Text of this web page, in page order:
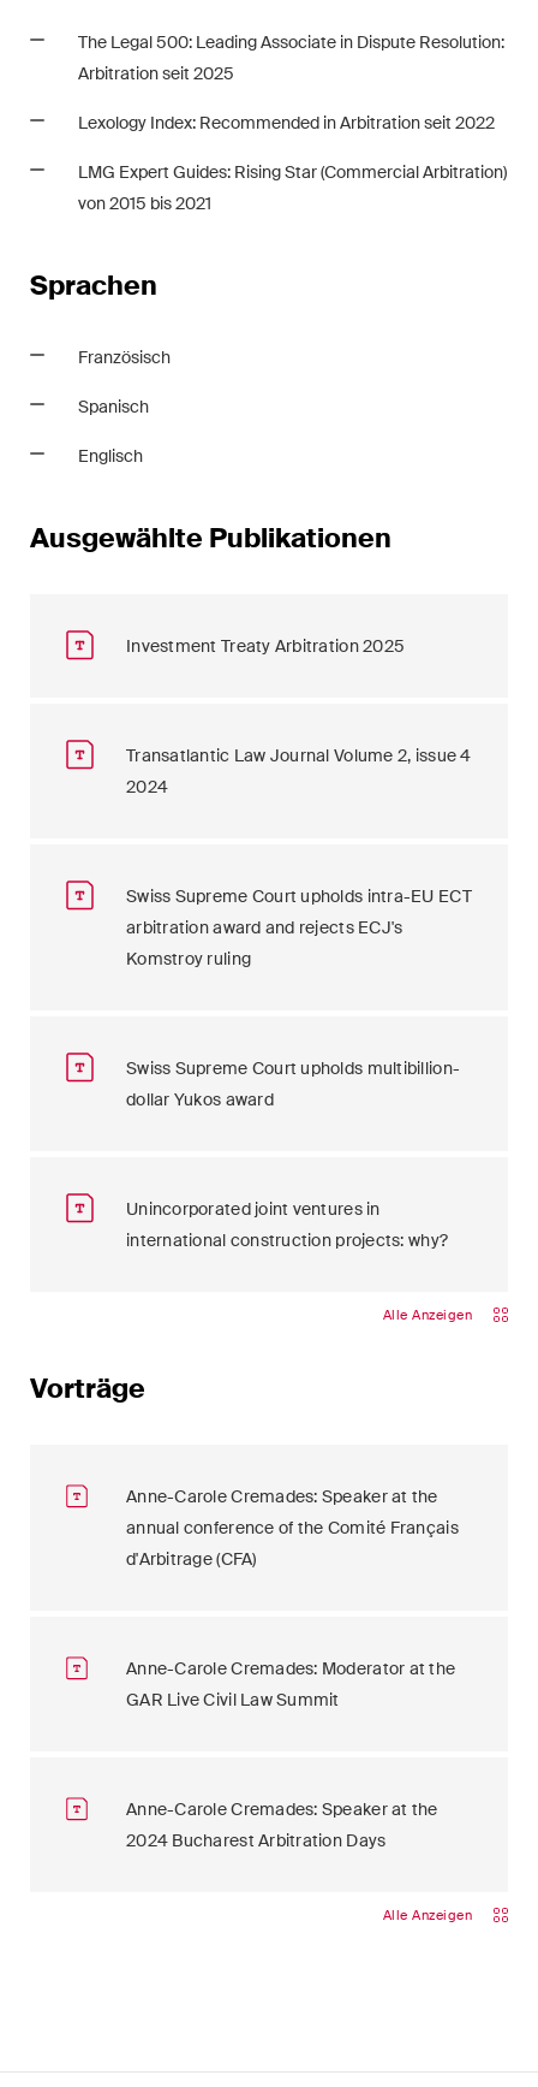
The Legal 500: Leading Associate in Dispute Resolution:
Arbitration seit 2025
Lexology Index: Recommended in Arbitration seit 2022
LMG Expert Guides: Rising Star (Commercial Arbitration)
von 2015 bis 2021
Sprachen
Französisch
Spanisch
Englisch
Ausgewählte Publikationen
Investment Treaty Arbitration 2025
Transatlantic Law Journal Volume 2, issue 4
2024
Swiss Supreme Court upholds intra-EU ECT
arbitration award and rejects ECJ's
Komstroy ruling
Swiss Supreme Court upholds multibillion-
dollar Yukos award
Unincorporated joint ventures in
international construction projects: why?
Alle Anzeigen
Vorträge
Anne-Carole Cremades: Speaker at the
annual conference of the Comité Français
d'Arbitrage (CFA)
Anne-Carole Cremades: Moderator at the
GAR Live Civil Law Summit
Anne-Carole Cremades: Speaker at the
2024 Bucharest Arbitration Days
Alle Anzeigen